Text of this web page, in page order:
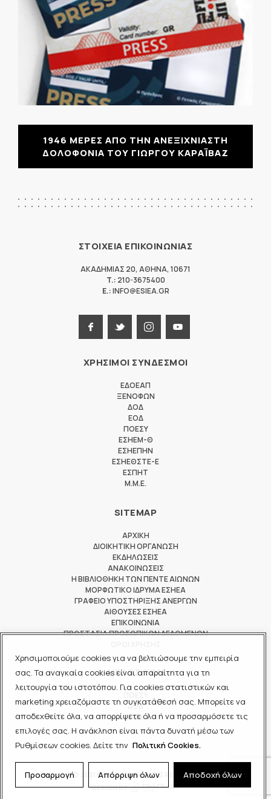
Χρησιμοποιούμε cookies για να βελτιώσουμε την εμπειρία
σας. Τα αναγκαία cookies είναι απαραίτητα για τη
λειτουργία του ιστοτόπου. Για cookies στατιστικών και
marketing χρειαζόμαστε τη συγκατάθεσή σας. Μπορείτε να
αποδεχθείτε όλα, να απορρίψετε όλα ή να προσαρμόσετε τις
επιλογές σας. Η ανάκληση είναι πάντα δυνατή μέσω των
Ρυθμίσεων cookies. Δείτε την Πολιτική Cookies.
Προσαρμογή Απόρριψη όλων Αποδοχή όλων
1946 ΜΕΡΕΣ ΑΠΟ ΤΗΝ ΑΝΕΞΙΧΝΙΑΣΤΗ
ΔΟΛΟΦΟΝΙΑ ΤΟΥ ΓΙΩΡΓΟΥ ΚΑΡΑΪΒΑΖ
ΣΤΟΙΧΕΙΑ ΕΠΙΚΟΙΝΩΝΙΑΣ
ΑΚΑΔΗΜΙΑΣ 20, ΑΘΗΝΑ, 10671
T.: 210-3675400
E.:INFO@ESIEA.GR
ΧΡΗΣΙΜΟΙ ΣΥΝΔΕΣΜΟΙ
ΕΔΟΕΑΠ
ΞΕΝΟΦΩΝ
ΔΟΔ
ΕΟΔ
ΠΟΕΣΥ
ΕΣΗΕΜ-Θ
ΕΣΗΕΠΗΝ
ΕΣΗΕΘΣΤΕ-Ε
ΕΣΠΗΤ
M.M.E.
SITEMAP
ΑΡΧΙΚΗ
ΔΙΟΙΚΗΤΙΚΗ ΟΡΓΑΝΩΣΗ
ΕΚΔΗΛΩΣΕΙΣ
ΑΝΑΚΟΙΝΩΣΕΙΣ
Η ΒΙΒΛΙΟΘΗΚΗ ΤΩΝ ΠΕΝΤΕ ΑΙΩΝΩΝ
ΜΟΡΦΩΤΙΚΟ ΙΔΡΥΜΑ ΕΣΗΕΑ
ΓΡΑΦΕΙΟ ΥΠΟΣΤΗΡΙΞΗΣ ΑΝΕΡΓΩΝ
ΑΙΘΟΥΣΕΣ ΕΣΗΕΑ
ΕΠΙΚΟΙΝΩΝΙΑ
ΠΡΟΣΤΑΣΙΑ ΠΡΟΣΩΠΙΚΩΝ ΔΕΔΟΜΕΝΩΝ
ΜΕΛΟΣ ΤΩΝ
ΔΟΔ
ΕΟΔ
© 2021 ΕΣΗΕΑ - ALL RIGHTS RESERVED
DESIGN BY